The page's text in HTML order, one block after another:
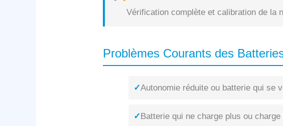
Vérification complète et calibration de la
Problèmes Courants des
✓Autonomie réduite ou batterie qui se
✓Batterie qui ne charge plus ou charge